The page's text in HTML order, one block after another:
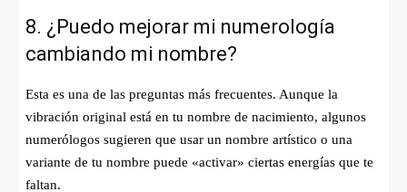
8. ¿Puedo mejorar mi numerología
cambiando mi nombre?
Esta es una de las preguntas más frecuentes. Aunque la
vibración original está en tu nombre de nacimiento, algunos
numerólogos sugieren que usar un nombre artístico o una
variante de tu nombre puede «activar» ciertas energías que te
faltan.